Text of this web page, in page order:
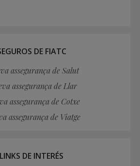
DE FIATC
assegurança de Salut
assegurança de Llar
assegurança de Cotxe
assegurança de Viatge
LINKS DE INTERÉS